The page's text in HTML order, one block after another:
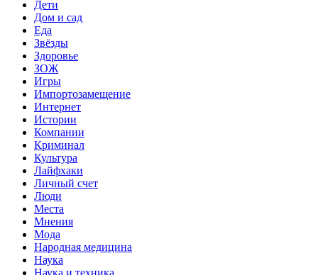
Дети
Дом и сад
Еда
Звёзды
Здоровье
ЗОЖ
Игры
Импортозамещение
Интернет
Истории
Компании
Криминал
Культура
Лайфхаки
Личный счет
Люди
Места
Мнения
Мода
Народная медицина
Наука